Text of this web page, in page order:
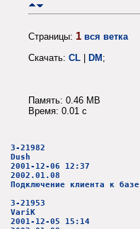
Страницы: 1 вся ветка
Скачать: CL | DM;
Память: 0.46 MB
Время: 0.01 c
3-21982
Dush
2001-12-06 12:37
2002.01.08
Подключение клиента к базе
3-21953
VariK
2001-12-05 15:14